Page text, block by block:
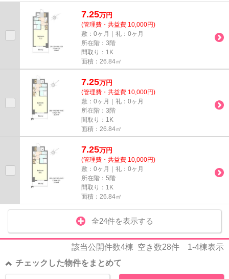
7.25万円
(管理費・共益費 10,000円)
敷：0ヶ月｜礼：0ヶ月
所在階：3階
間取り：1K
面積：26.84㎡
7.25万円
(管理費・共益費 10,000円)
敷：0ヶ月｜礼：0ヶ月
所在階：3階
間取り：1K
面積：26.84㎡
7.25万円
(管理費・共益費 10,000円)
敷：0ヶ月｜礼：0ヶ月
所在階：5階
間取り：1K
面積：26.84㎡
全24件を表示する
該当公開件数4棟 空き数28件 1-4棟表示
チェックした物件をまとめて